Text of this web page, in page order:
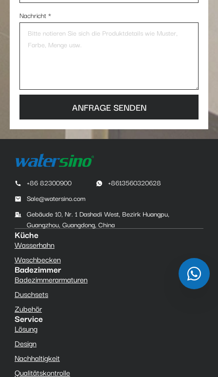
Nachricht*
ANFRAGE SENDEN
+86 82300900
+8613560320628
Sale@watersino.com
Gebäude 10, Nr. 1 Dashadi West, Bezirk Huangpu,
Guangzhou, Guangdong, China
Küche
Wasserhahn
Waschbecken
Badezimmer
Badezimmerarmaturen
Duschsets
Zubehör
Service
Lösung
Design
Nachhaltigkeit
Qualitätskontrolle